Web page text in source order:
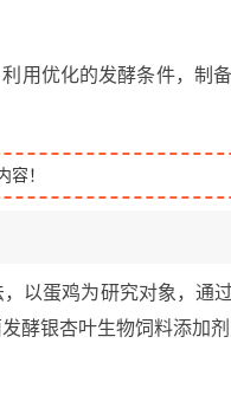
用优化的发酵条件，制
！
以蛋鸡为研究对象，通
酵银杏叶生物饲料添加剂